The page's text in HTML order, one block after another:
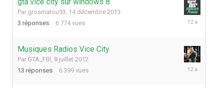
gta vice city sur windows 8
Par grosmatou93, 14 décembre 2013
3 réponses 6 774 vues
Musiques Radios Vice City
Par GTA_FBI, 8 juillet 2012
13 réponses 6 399 vues
22